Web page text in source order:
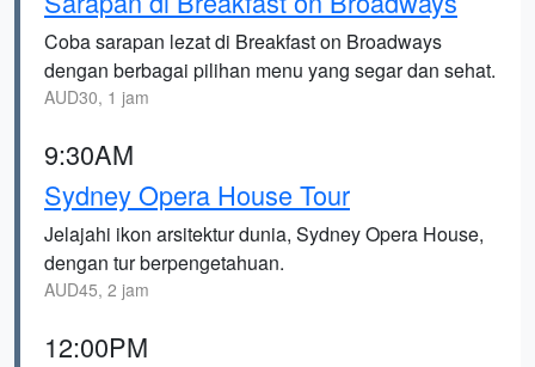
Coba sarapan lezat di Breakfast on Broadways
dengan berbagai pilihan menu yang segar dan sehat.
AUD30, 1 jam
9:30AM
Sydney Opera House Tour
Jelajahi ikon arsitektur dunia, Sydney Opera House,
dengan tur berpengetahuan.
AUD45, 2 jam
12:00PM